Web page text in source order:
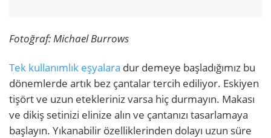
Fotoğraf: Michael Burrows
Tek kullanımlık eşyalara dur demeye başladığımız bu
dönemlerde artık bez çantalar tercih ediliyor. Eskiyen
tişört ve uzun etekleriniz varsa hiç durmayın. Makası
ve dikiş setinizi elinize alın ve çantanızı tasarlamaya
başlayın. Yıkanabilir özelliklerinden dolayı uzun süre